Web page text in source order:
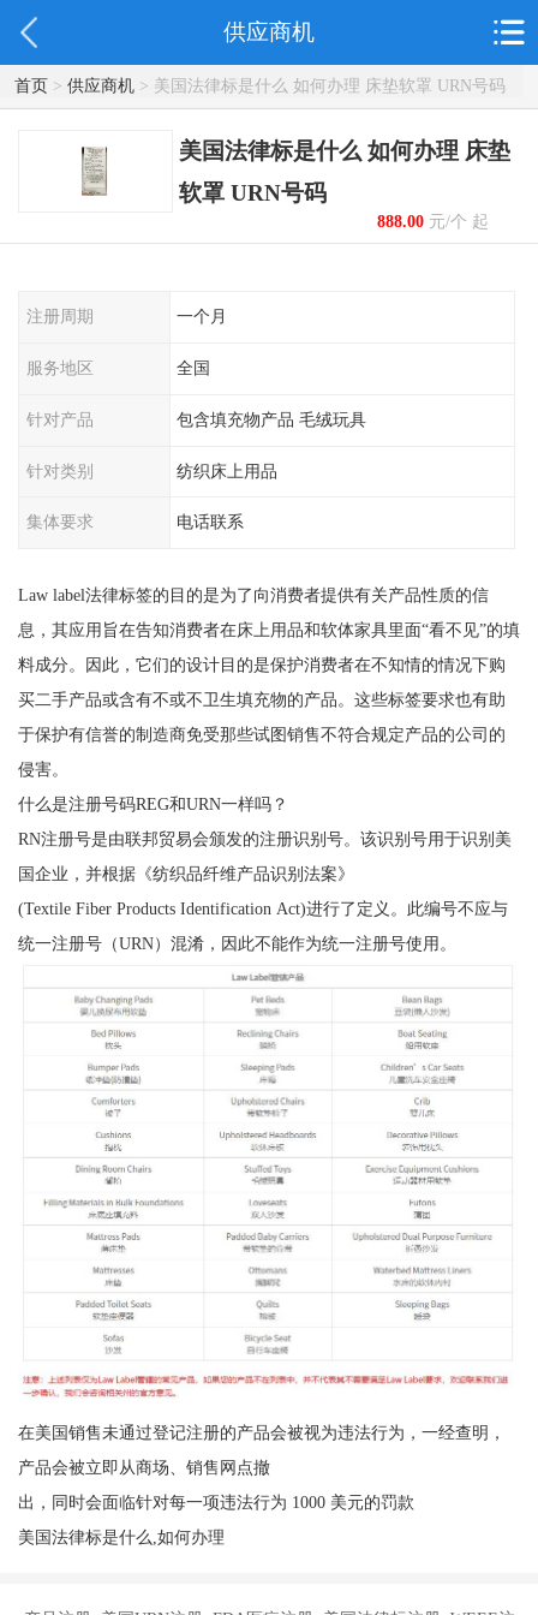
供应商机
首页> 供应商机> 美国法律标是什么 如何办理 床垫软罩 URN号码
美国法律标是什么 如何办理 床垫
软罩 URN号码
888.00元/个 起
注册周期 一个月
服务地区 全国
针对产品 包含填充物产品 毛绒玩具
针对类别 纺织床上用品
集体要求 电话联系
Law label法律标签的目的是为了向消费者提供有关产品性质的信
息，其应用旨在告知消费者在床上用品和软体家具里面“看不见”的填
料成分。因此，它们的设计目的是保护消费者在不知情的情况下购
买二手产品或含有不或不卫生填充物的产品。这些标签要求也有助
于保护有信誉的制造商免受那些试图销售不符合规定产品的公司的
侵害。
什么是注册号码REG和URN一样吗？
RN注册号是由联邦贸易会颁发的注册识别号。该识别号用于识别美
国企业，并根据《纺织品纤维产品识别法案》
(Textile Fiber Products Identification Act)进行了定义。此编号不应与
统一注册号（URN）混淆，因此不能作为统一注册号使用。
在美国销售未通过登记注册的产品会被视为违法行为，一经查明，
产品会被立即从商场、销售网点撤
出，同时会面临针对每一项违法行为 1000 美元的罚款
美国法律标是什么,如何办理